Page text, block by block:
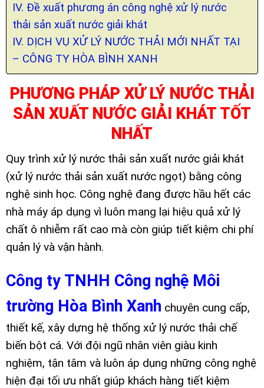
IV. Đề xuất phương án công nghệ xử lý nước
thải sản xuất nước giải khát
IV. DỊCH VỤ XỬ LÝ NƯỚC THẢI MỚI NHẤT TẠI
– CÔNG TY HÒA BÌNH XANH
PHƯƠNG PHÁP XỬ LÝ NƯỚC THẢI
SẢN XUẤT NƯỚC GIẢI KHÁT TỐT
NHẤT
Quy trình xử lý nước thải sản xuất nước giải khát
(xử lý nước thải sản xuất nước ngọt) bằng công
nghệ sinh học. Công nghệ đang được hầu hết các
nhà máy áp dụng vì luôn mang lại hiệu quả xử lý
chất ô nhiễm rất cao mà còn giúp tiết kiệm chi phí
quản lý và vận hành.
Công ty TNHH Công nghệ Môi
trường Hòa Bình Xanh chuyên cung cấp,
thiết kế, xây dựng hệ thống xử lý nước thải chế
biến bột cá. Với đội ngũ nhân viên giàu kinh
nghiệm, tận tâm và luôn áp dụng những công nghệ
hiện đại tối ưu nhất giúp khách hàng tiết kiệm